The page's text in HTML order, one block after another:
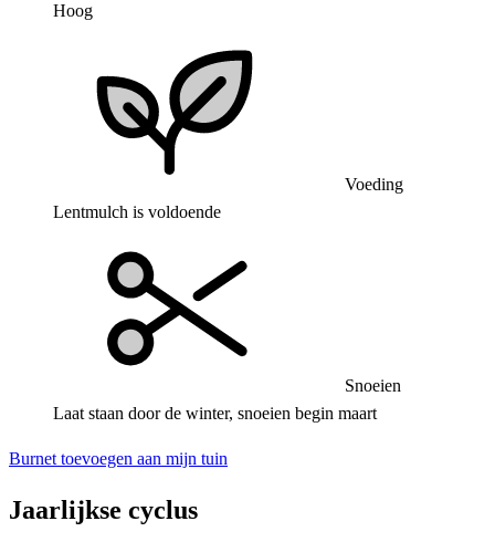
Hoog
Voeding
Lentmulch is voldoende
Snoeien
Laat staan door de winter, snoeien begin maart
Burnet toevoegen aan mijn tuin
Jaarlijkse cyclus